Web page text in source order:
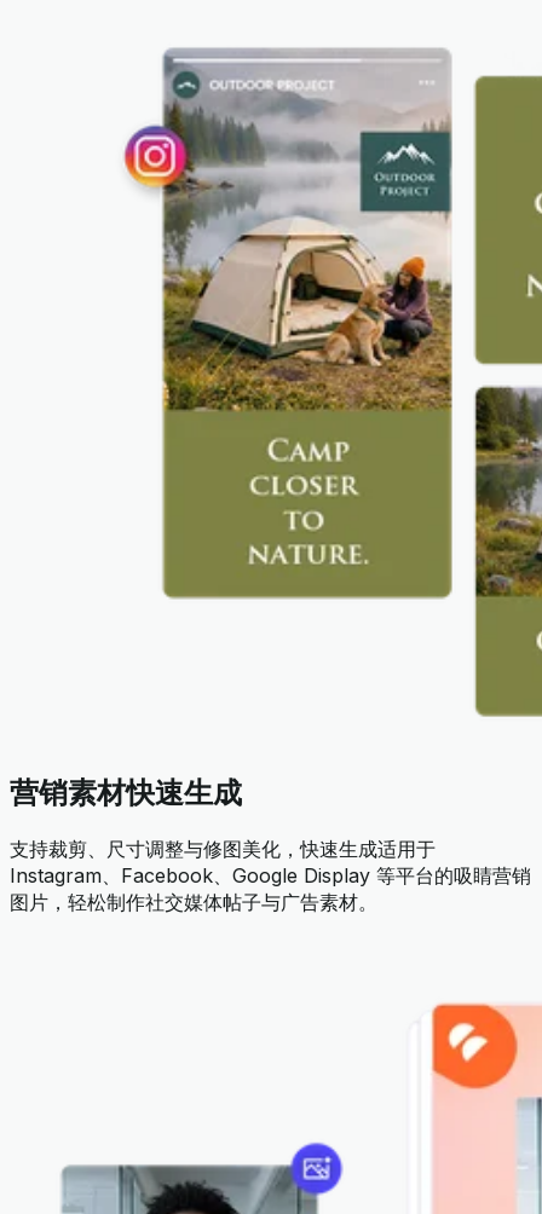
营销素材快速生成
支持裁剪、尺寸调整与修图美化，快速生成适用于
Instagram、Facebook、Google Display 等平台的吸睛营销
图片，轻松制作社交媒体帖子与广告素材。